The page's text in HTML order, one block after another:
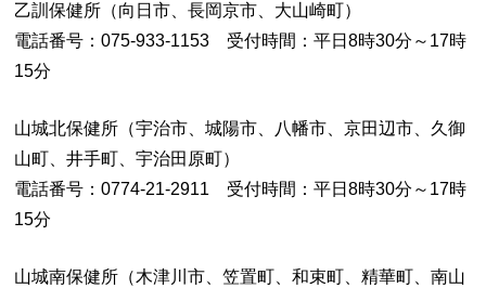
乙訓保健所（向日市、長岡京市、大山崎町）
電話番号：075-933-1153 受付時間：平日8時30分～17時
15分
山城北保健所（宇治市、城陽市、八幡市、京田辺市、久御
山町、井手町、宇治田原町）
電話番号：0774-21-2911 受付時間：平日8時30分～17時
15分
山城南保健所（木津川市、笠置町、和束町、精華町、南山